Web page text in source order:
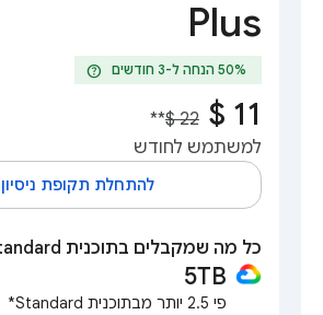
Plus
help
**
למשתמש לחודש
להתחלת תקופת ניסיון
כל מה שמקבלים בתוכנית Standard, וגם:
5TB
פי 2.5 יותר מבתוכנית Standard*